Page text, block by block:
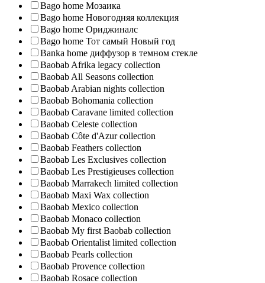
Bago home Мозаика
Bago home Новогодняя коллекция
Bago home Ориджиналс
Bago home Тот самый Новый год
Banka home диффузор в темном стекле
Baobab Afrika legacy collection
Baobab All Seasons collection
Baobab Arabian nights collection
Baobab Bohomania collection
Baobab Caravane limited collection
Baobab Celeste collection
Baobab Côte d'Azur collection
Baobab Feathers collection
Baobab Les Exclusives collection
Baobab Les Prestigieuses collection
Baobab Marrakech limited collection
Baobab Maxi Wax collection
Baobab Mexico collection
Baobab Monaco collection
Baobab My first Baobab collection
Baobab Orientalist limited collection
Baobab Pearls collection
Baobab Provence collection
Baobab Rosace collection